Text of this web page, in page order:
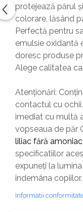
protejează părul
colorare, lăsând
Perfectă pentru
emulsie oxidantă
doresc produse
Alege calitatea
Atenționări:
contactul cu
imediat cu multă
vopseaua de păr
liliac fără
specificatiilor
expuneți la
îndemâna copiilor.
Informatii